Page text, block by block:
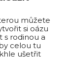
můžete
si oázu
s rodinou a
celou tu
ušetřit